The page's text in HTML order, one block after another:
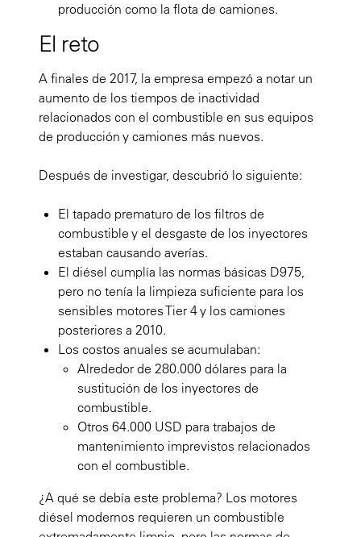
producción como la flota de camiones.
El reto
A finales de 2017, la empresa empezó a notar un
aumento de los tiempos de inactividad
relacionados con el combustible en sus equipos
de producción y camiones más nuevos.
Después de investigar, descubrió lo siguiente:
El tapado prematuro de los filtros de
combustible y el desgaste de los inyectores
estaban causando averías.
El diésel cumplía las normas básicas D975,
pero no tenía la limpieza suficiente para los
sensibles motores Tier 4 y los camiones
posteriores a 2010.
Los costos anuales se acumulaban:
Alrededor de 280.000 dólares para la
sustitución de los inyectores de
combustible.
Otros 64.000 USD para trabajos de
mantenimiento imprevistos relacionados
con el combustible.
¿A qué se debía este problema? Los motores
diésel modernos requieren un combustible